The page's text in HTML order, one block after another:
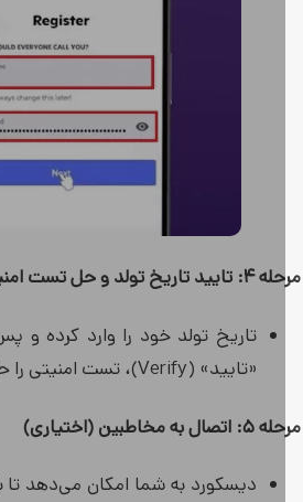
تولد و حل تست امنیتی
تاریخ تولد خود را وارد کرده و پس
«تایید» (Verify)، تست امنیتی را حل کنید.
مخاطبین (اختیاری)
دیسکورد به شما امکان می‌دهد تا با